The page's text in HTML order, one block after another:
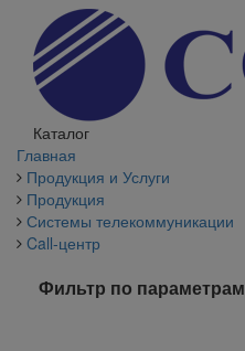
Каталог
Главная
Продукция и Услуги
Продукция
Системы телекоммуникации
Call-центр
Фильтр по параметрам